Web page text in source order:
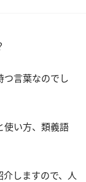
つ言葉なのでし
使い方、類義語
しますので、人